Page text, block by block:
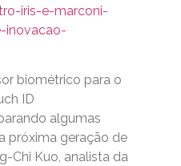
iris-e-marconi-
inovacao-
biométrico para o
ID
algumas
próxima geração de
Chi Kuo, analista da